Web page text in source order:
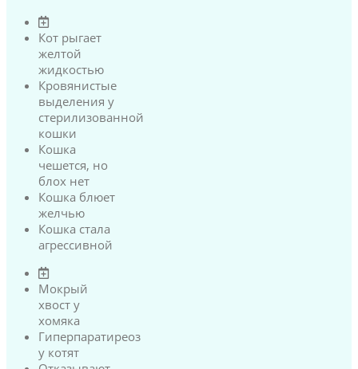
Кот рыгает
желтой
жидкостью
Кровянистые
выделения у
стерилизованной
кошки
Кошка
чешется, но
блох нет
Кошка блюет
желчью
Кошка стала
агрессивной
Мокрый
хвост у
хомяка
Гиперпаратиреоз
у котят